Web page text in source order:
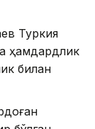
Туркия
ҳамдардлик
билан